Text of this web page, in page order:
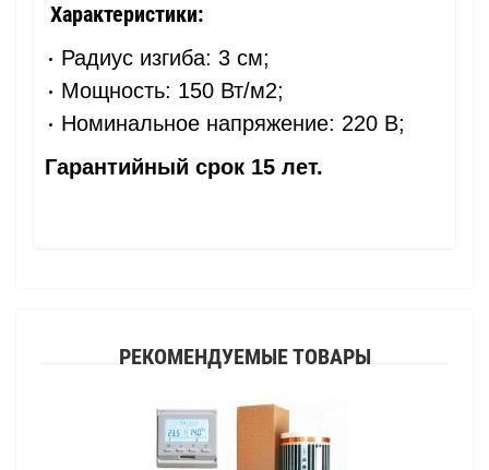
Характеристики:
Радиус изгиба: 3 см;
Мощность: 150 Вт/м2;
Номинальное напряжение: 220 В;
Гарантийный срок 15 лет.
РЕКОМЕНДУЕМЫЕ ТОВАРЫ